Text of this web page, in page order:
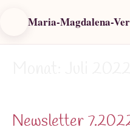
Maria-Magdalena-
Newsletter